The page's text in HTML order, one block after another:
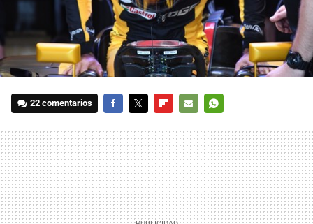
22 comentarios
MAIL